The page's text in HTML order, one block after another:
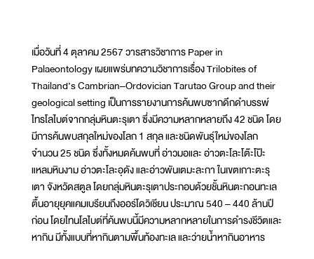
เมื่อวันที่ 4 ตุลาคม 2567 วารสารวิชาการ Paper in
Palaeontology เผยแพร่บทความวิชาการเรื่อง Trilobites of
Thailand’s Cambrian–Ordovician Tarutao Group and their
geological setting เป็นการรายงานการค้นพบซากดึกดำบรรพ์
ไทรโลไบต์จากกลุ่มหินตะรุเตา ซึ่งมีความหลากหลายถึง 42 ชนิด โดย
มีการค้นพบสกุลใหม่ของโลก 1 สกุล และชนิดพันธุ์ใหม่ของโลก
จำนวน 25 ชนิด ซึ่งทั้งหมดค้นพบที่ อ่าวมอและ อ่าวตะโละโต๊ะโป๊ะ
แหลมหินงาม อ่าวตะโละอุดัง และอ่าวพันเตมะละกา ในเขตเกาะตะรุ
เตา จังหวัดสตูล โดยกลุ่มหินตะรุเตาประกอบด้วยชั้นหินตะกอนทะเล
ตื้นอายุยุคแคมเบรียนถึงออร์โดวิเชียน ประมาณ 540 – 440 ล้านปี
ก่อน โดยไทนโลไบต์ที่ค้นพบนี้มีความหลากหลายในการดำรงชีวิตและ
หากิน มีทั้งแบบที่หากินตามพื้นท้องทะเล และว่ายน้ำหากินอาหาร